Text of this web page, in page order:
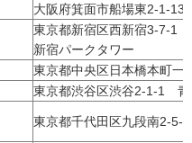
大阪府箕面市船場東2-1-13
東京都新宿区西新宿3-7-1
新宿パークタワー
東京都中央区日本橋本町一
東京都渋谷区渋谷2-1-1 青
東京都千代田区九段南2-5-1